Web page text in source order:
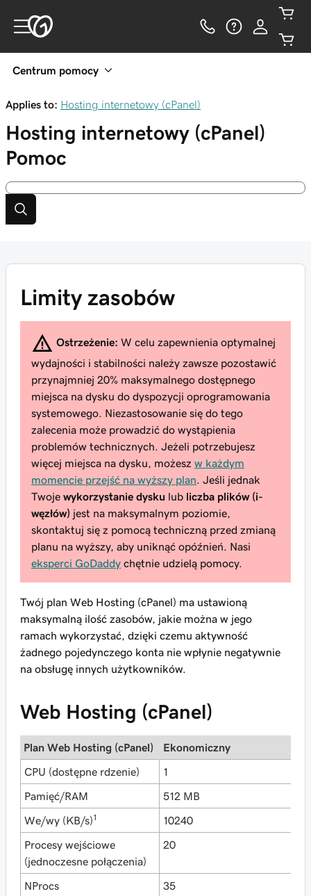
Centrum pomocy
Applies to: Hosting internetowy (cPanel)
Hosting internetowy (cPanel)
Pomoc
Limity zasobów
Ostrzeżenie: W celu zapewnienia optymalnej
wydajności i stabilności należy zawsze pozostawić
przynajmniej 20% maksymalnego dostępnego
miejsca na dysku do dyspozycji oprogramowania
systemowego. Niezastosowanie się do tego
zalecenia może prowadzić do wystąpienia
problemów technicznych. Jeżeli potrzebujesz
więcej miejsca na dysku, możesz w każdym
momencie przejść na wyższy plan . Jeśli jednak
Twoje wykorzystanie dysku lub liczba plików (i-
węzłów) jest na maksymalnym poziomie,
skontaktuj się z pomocą techniczną przed zmianą
planu na wyższy, aby uniknąć opóźnień. Nasi
eksperci GoDaddy chętnie udzielą pomocy.
Twój plan Web Hosting (cPanel) ma ustawioną
maksymalną ilość zasobów, jakie można w jego
ramach wykorzystać, dzięki czemu aktywność
żadnego pojedynczego konta nie wpłynie negatywnie
na obsługę innych użytkowników.
Web Hosting (cPanel)
Plan Web Hosting (cPanel) Ekonomiczny
CPU (dostępne rdzenie) 1
Pamięć/RAM 512 MB
We/wy (KB/s)1 10240
Procesy wejściowe
(jednoczesne połączenia)
20
NProcs
35